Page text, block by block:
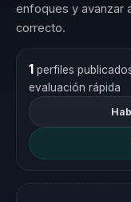
enfoques y avanzar
correcto.
1 perfiles
evaluación rápida